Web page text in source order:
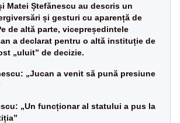
Matei Ștefănescu au descris un
și gesturi cu aparență de
de altă parte, vicepreședintele
a declarat pentru o altă instituție de
„uluit” de decizie.
„Jucan a venit să pună presiune
„Un funcționar al statului a pus la